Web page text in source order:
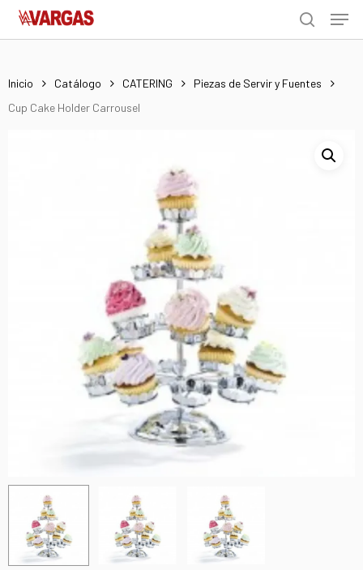
Skip
search
Menu
Inicio Catálogo CATERING
Piezas de Servir y Fuentes
Cup Cake Holder Carrousel